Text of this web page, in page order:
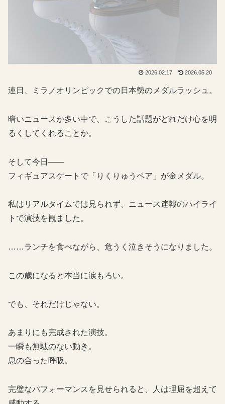
2026.02.17 2026.05.20
連日、ミラノオリンピックでの日本勢のメダルラッシュ。
暗いニュースが多い中で、こうした話題がどれだけ心を明
るくしてくれることか。
そして今日――
フィギュアスケートで「りくりゅうペア」が金メダル。
私はリアルタイムでは見られず、ニュース速報のハイライ
トで演技を観ました。
……ランチを食べながら、危うく泣きそうになりました。
この歳になると本当に涙もろい。
でも、それだけじゃない。
あまりにも完成された演技。
一瞬も無駄のない動き。
息の合った呼吸。
完璧なパフォーマンスを見せられると、人は理屈を超えて